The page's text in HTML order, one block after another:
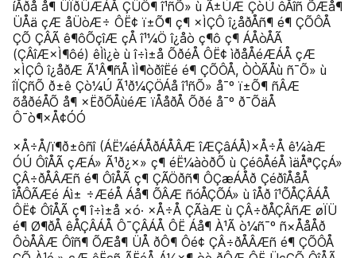
íÅðå å¶ ÜÏðÜÆÁÅ ÇÜÔ¶ î¹ñÕ» ù Ã±ÚÆ ÇòÚ ôÅîñ ÕÆå¶
ÜÅä çÆ åÜòÆ÷ ÔË¢ ï±Õ¶ ç¶ ×ÌÇÔ î¿åðÅñ¶ é¶ ÇÕÔÅ
ÇÕ ÇÂÃ ê¶ôÕçîÆ çÅ î¹¼Ö î¿åò ç¶ô ç¶ ÁÅòÅÃ
(ÇÂîÆ×Ì¶ôé) êÌì¿è ù î÷ì±å ÕðéÅ ÔË¢ ìðåÅéÆÁÅ çÆ
×ÌÇÔ î¿åðÆ Ã¹Â¶ñÅ ìÌ¶òðîËé é¶ ÇÕÔÅ, ÒÒÃÅù ñ¯Õ» ù
îÏÇñÕ ð±ê Çò¼Ú Ã¹ð¼ÇÖÁå î¹ñÕ» å¯º ï±Õ¶ ñÂÆ
õåðéÅÕ å¶ ×ËðÕÅùéÆ ïÅåðÅ Õðé å¯º ð¯ÕäÅ
Ô¯ò¶×Å¢ÓÓ
×Å÷Å/ï¶ð±ôñî (ÁË¼éÁÅðÁÅÂÆ îÆÇâÁÅ)×Å÷Å ê¼àÆ
ÓÚ ÔîÅÃ çÆÁ» Ã¹ð¿×» ç¶ éË¼àòðÕ ù ÇéôÅéÅ ìäÅªÇçÁ»
ÇÂ÷ðÅÂÆñ é¶ ÔîÅÃ ç¶ ÇÃÖðñ¶ ÔÇæÁÅð ÇéðîÅåÅ
îÅÔÃÆé Áì± ÷ÆéÅ Áå¶ ÕÂÆ ñóÅÇÕÁ» ù îÅð î¹ÕÅÇÂÁÅ
ÔË¢ ÔîÅÃ ç¶ î÷ì±å ×ó· ×Å÷Å ÇÃàÆ ù ÇÂ÷ðÅÇÂñÆ øÏÜ
é¶ Ø¶ðÅ êÅÇÂÁÅ Ô¯ÇÂÁÅ ÔË Áå¶ À¹Ã ò¼ñ¯º ñ×ÅåÅð
ÔòÅÂÆ Ôîñ¶ ÕÆå¶ ÜÅ ðÔ¶ Ôé¢ ÇÂ÷ðÅÂÆñ é¶ ÇÕÔÅ